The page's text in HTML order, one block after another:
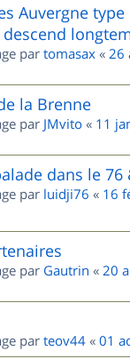
Auvergne
par tomasax « 26
la Brenne
par JMvito « 11
dans le 76
par luidji76 « 16
par Gautrin « 20
par teov44 « 01